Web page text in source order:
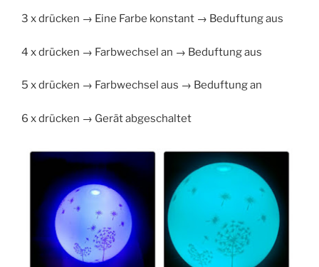
3 x drücken → Eine Farbe konstant → Beduftung aus
4 x drücken → Farbwechsel an → Beduftung aus
5 x drücken → Farbwechsel aus → Beduftung an
6 x drücken → Gerät abgeschaltet